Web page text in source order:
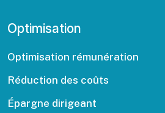
Optimisation
Optimisation rémunération
Réduction des coûts
Épargne dirigeant